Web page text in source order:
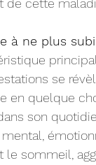
de cette
à ne plus
se
en quelque
son
le sommeil,